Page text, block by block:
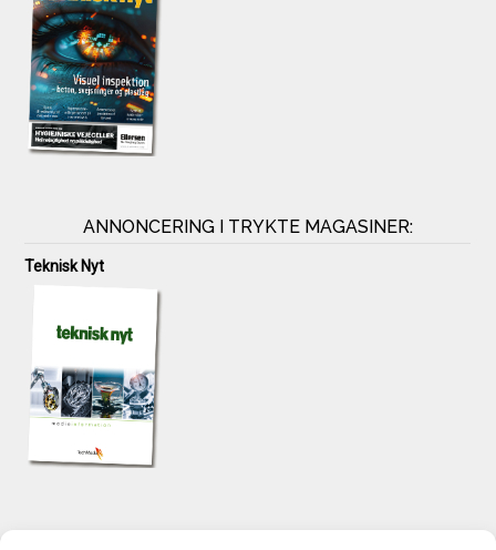
ANNONCERING I TRYKTE MAGASINER:
Teknisk Nyt